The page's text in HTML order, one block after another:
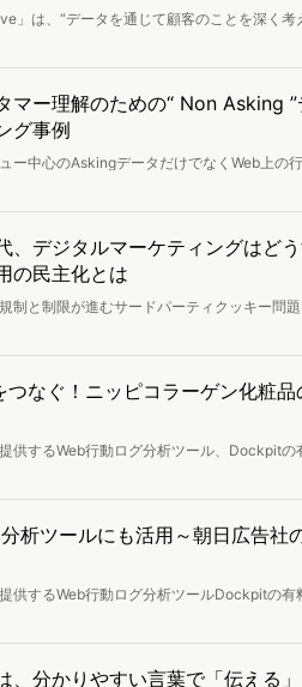
」は、“データを通じて顧客のことを深く
ーケティングイベントです。第3回目とな
成や、デジタル化時代におけるデータ活用
研修など多様な取り組みをご紹介いただきま
Non Asking ”データ活用術 ～ 自動車メーカーのデ
グ事例
ー中心のAskingデータだけでなくWeb上
深めたい」。そう語る笹岡さんはDockpit
、デジタルマーケティングはど
の民主化とは
制と制限が進むサードパーティクッキー問
・活用サービスを提供するのが株式会社
ット理解をするために、消費者データ分
Dig部の三代氏に伺いました。
なぐ！ニッピコラーゲン化粧
供するWeb行動ログ分析ツール、Dockpit
た。今回は株式会社ニッピコラーゲン化粧
析ツールにも活用～朝日広告
供するWeb行動ログ分析ツールDockpitの
契約者の導入事例として株式会社朝日広告
、分かりやすい言葉で「伝える